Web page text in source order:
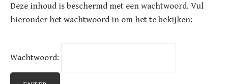
Deze inhoud is beschermd met een wachtwoord. Vul
hieronder het wachtwoord in om het te bekijken:
Wachtwoord: